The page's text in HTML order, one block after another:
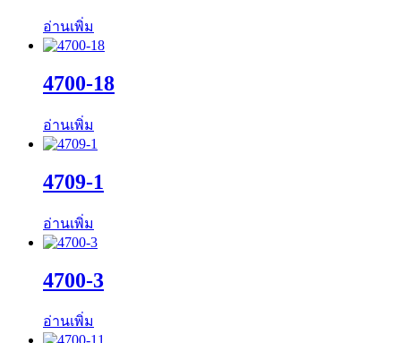
อ่านเพิ่ม
4700-18
อ่านเพิ่ม
4709-1
อ่านเพิ่ม
4700-3
อ่านเพิ่ม